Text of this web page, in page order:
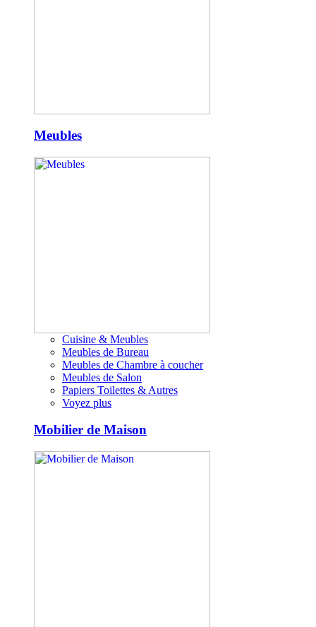
Meubles
Cuisine & Meubles
Meubles de Bureau
Meubles de Chambre à coucher
Meubles de Salon
Papiers Toilettes & Autres
Voyez plus
Mobilier de Maison